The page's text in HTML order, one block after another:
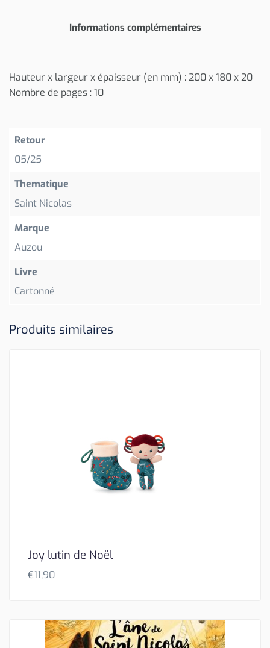
Informations complémentaires
Hauteur x largeur x épaisseur (en mm) : 200 x 180 x 20
Nombre de pages : 10
Retour
05/25
Thematique
Saint Nicolas
Marque
Auzou
Livre
Cartonné
Produits similaires
Joy lutin de Noël
€11,90